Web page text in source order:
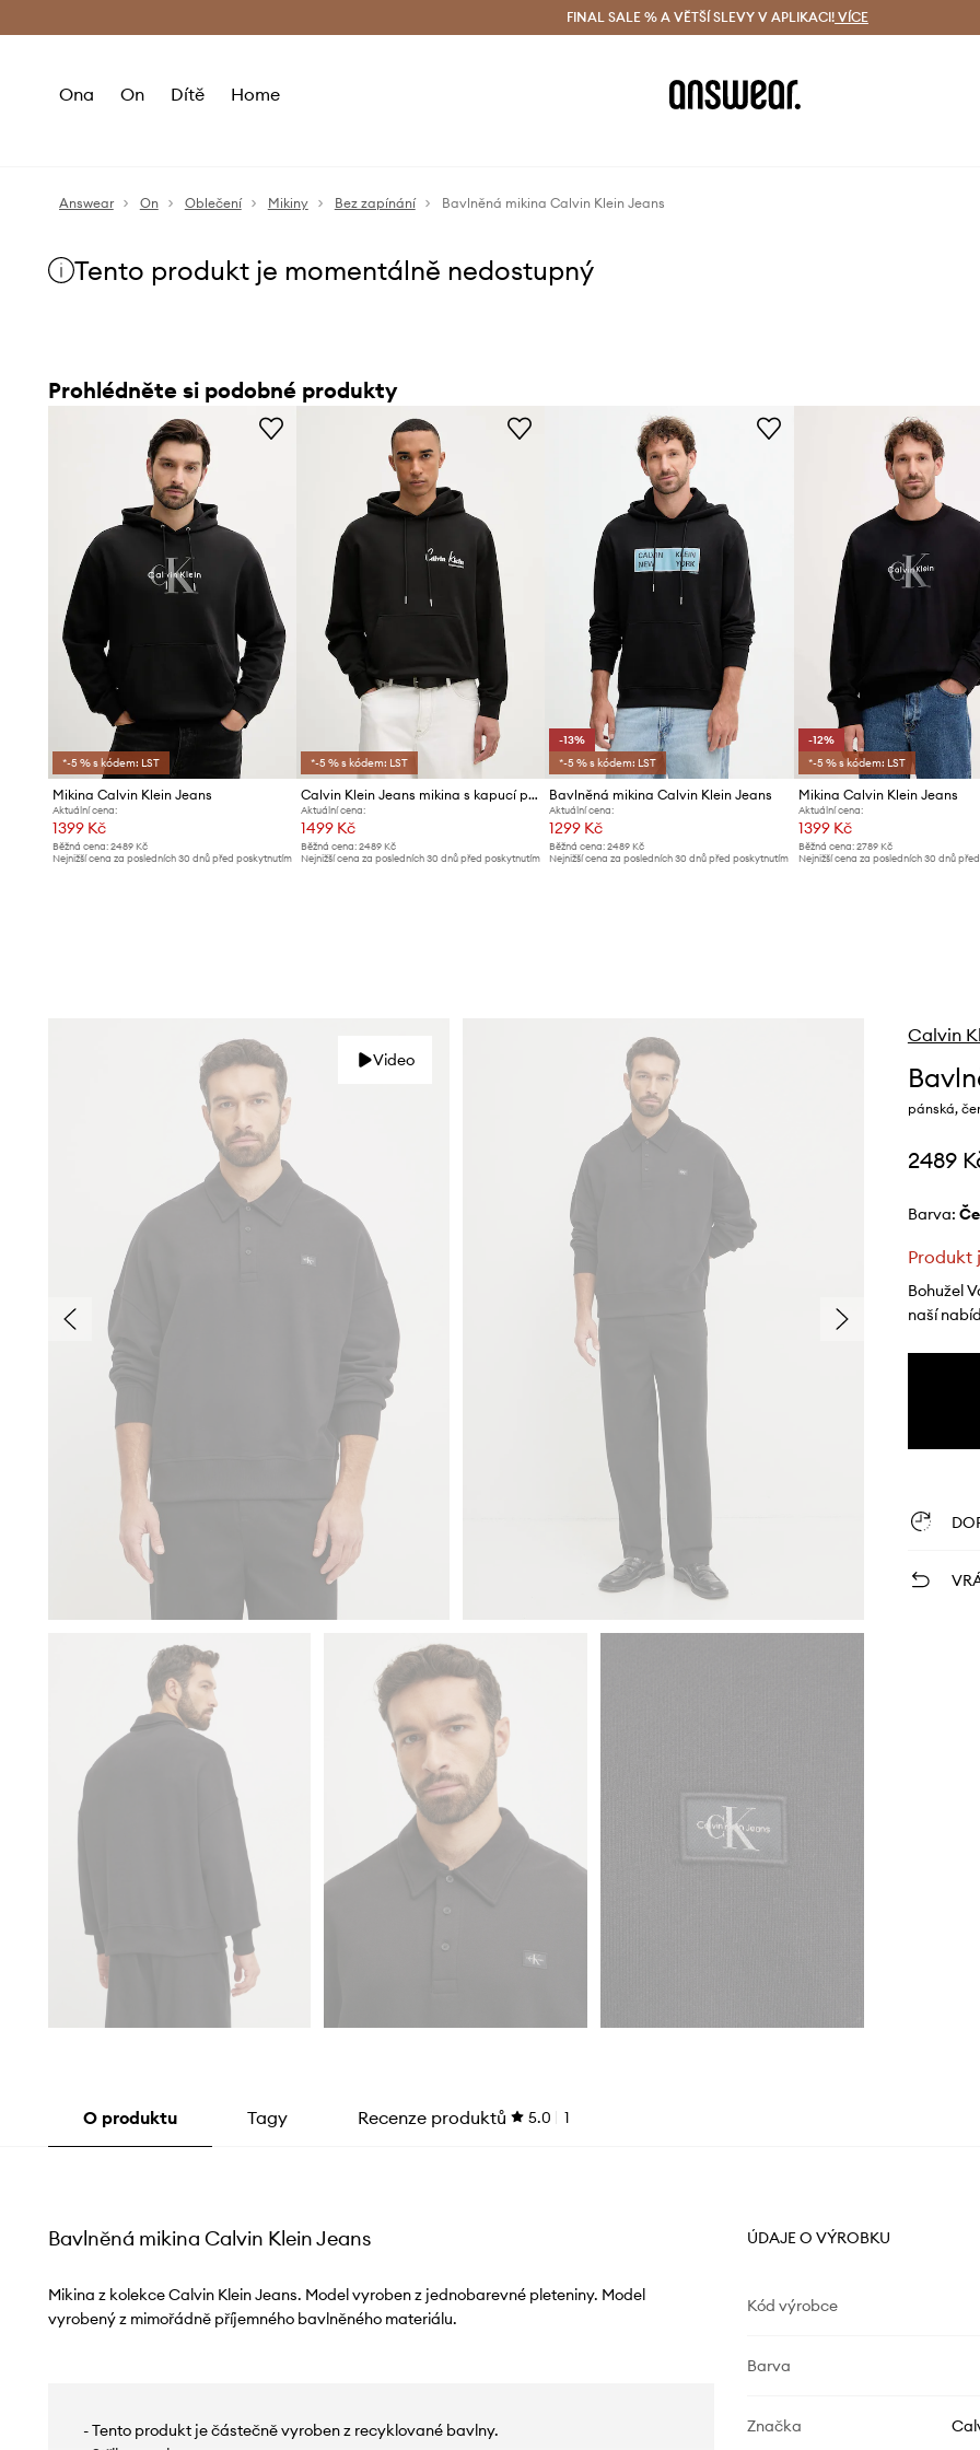
Doručení a vrácení zdarma (od 1800 Kč) Doručení i do 24 h
FINAL SALE % A VĚTŠÍ SLEVY V APLIKACI! VÍCE
Ona On Dítě Home
Answear On Oblečení Mikiny Bez zapínání Bavlněná mikina Calvin Klein Jeans
Tento produkt je momentálně nedostupný
Prohlédněte si podobné produkty
*-5 % s kódem: LST
Mikina Calvin Klein Jeans
Aktuální cena:
1399 Kč
Běžná cena: 2489 Kč
Nejnižší cena za posledních 30 dnů před poskytnutím
*-5 % s kódem: LST
Calvin Klein Jeans mikina s kapucí pánská bavlněná
Aktuální cena:
1499 Kč
Běžná cena:2489 Kč
Nejnižší cena za posledních 30 dnů před poskytnutím
-13%
*-5 % s kódem: LST
Bavlněná mikina Calvin Klein Jeans
Aktuální cena:
1299 Kč
Běžná cena: 2489 Kč
Nejnižší cena za posledních 30 dnů před poskytnutím
-12%
*-5 % s kódem: LST
Mikina Calvin Klein Jeans
Aktuální cena:
1399 Kč
Běžná cena: 2789 Kč
Nejnižší cena za posledních 30 dnů
Video
Calvin
pánská,
2489
Barva:
Produkt
Bohužel
naší
O produktu Tagy Recenze produktů 5.0 1
Bavlněná mikina Calvin Klein Jeans
Mikina z kolekce Calvin Klein Jeans. Model vyroben z jednobarevné pleteniny. Model
vyrobený z mimořádně příjemného bavlněného materiálu.
- Tento produkt je částečně vyroben z recyklované bavlny.
ÚDAJE O VÝROBKU
Kód výrobce
Barva
Značka